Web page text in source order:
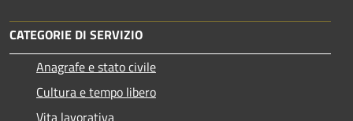
CATEGORIE DI SERVIZIO
Anagrafe e stato civile
Cultura e tempo libero
Vita lavorativa